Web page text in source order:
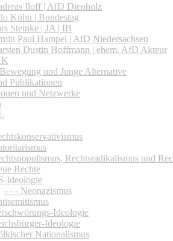
Iloff | AfD Diepholz
Kühn | Bundestag
Steinke | JA | IB
Paul Hampel | AfD Niedersachsen
Dustin Hoffmann | ehem. AfD Akteur
und Junge Alternative
Publikationen
und Netzwerke
Rechtsradikalismus und
Rechte
Ideologie
- - - Neonazismus
Ideologie
Ideologie
Nationalismus